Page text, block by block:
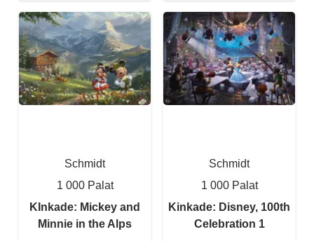
Schmidt
1 000 Palat
KInkade: Mickey and
Minnie in the Alps
Schmidt
1 000 Palat
Kinkade: Disney, 100th
Celebration 1